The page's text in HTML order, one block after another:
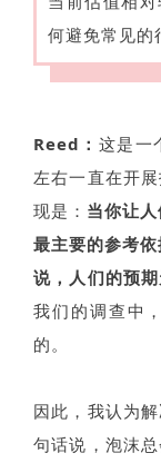
何避免常见的
Reed： 这是一
左右一直在开
现是： 当你让
最主要的参考
说，人们的预期
我们的调查中
的。
因此，我认为
句话说，泡沫